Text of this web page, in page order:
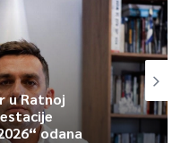
tokove u Bosni će
smjera.
između 27 i 32, na
u Ratnoj
odana